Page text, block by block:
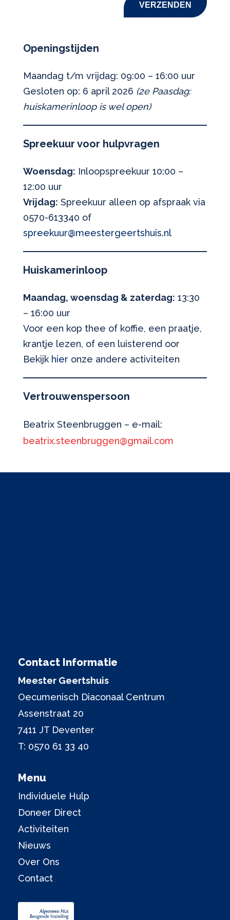
VERZENDEN
Openingstijden
Maandag t/m vrijdag: 09:00 – 16:00 uur
Gesloten op: 6 april 2026 (2e Paasdag:
huiskamerinloop is wel open)
Spreekuur voor hulpvragen
Woensdag: Inloopspreekuur 10:00 –
12:00 uur
Vrijdag: Spreekuur alleen op afspraak via
0570-613340 of
spreekuur@meestergeertshuis.nl
Huiskamerinloop
Maandag, woensdag & zaterdag: 13:30
– 16:00 uur
Voor een kop thee of koffie, een praatje,
krantje lezen, of een luisterend oor
Bekijk hier onze andere activiteiten
Vertrouwenspersoon
Beatrix Steenbruggen – e-mail:
beatrix.steenbruggen@gmail.com
Contact Informatie
Meester Geertshuis
Oecumenisch Diaconaal Centrum
Assenstraat 20
7411 JT Deventer
T: 0570 61 33 40
Menu
Individuele Hulp
Doneer Direct
Activiteiten
Nieuws
Over Ons
Contact